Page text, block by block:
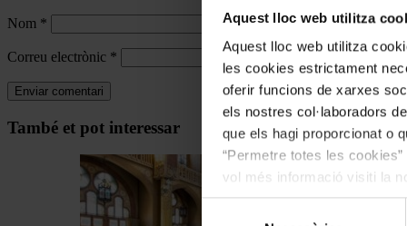
Aquest lloc web utilitza
Aquest lloc web utilitza
les cookies estrictament
oferir funcions de xarxes
els nostres col·laboradors
que els hagi proporcionat o
“Permetre totes les
vol més informació visiti la
les cookies en qualsevol
Nom *
Correu electrònic *
Navegar
També et pot interessar